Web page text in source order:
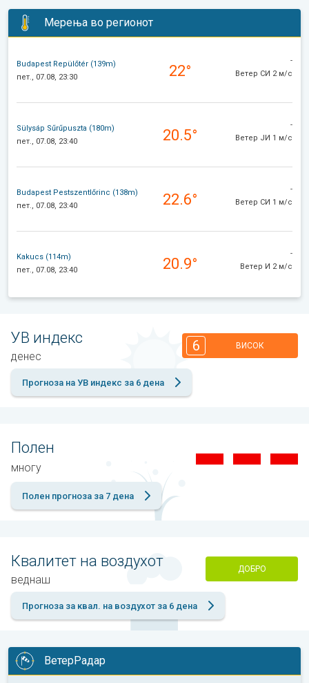
Мерења во регионот
Budapest Repülőtér (139m)
пет., 07.08, 23:30
22°
-
Ветер СИ 2 м/с
Sülysáp Sűrűpuszta (180m)
пет., 07.08, 23:40
20.5°
-
Ветер ЈИ 1 м/с
Budapest Pestszentlőrinc (138m)
пет., 07.08, 23:40
22.6°
-
Ветер СИ 1 м/с
Kakucs (114m)
пет., 07.08, 23:40
20.9°
-
Ветер И 2 м/с
УВ индекс
денес
6 ВИСОК
Прогноза на УВ индекс за 6 дена
Полен
многу
Полен прогноза за 7 дена
Квалитет на воздухот
веднаш
ДОБРО
Прогноза за квал. на воздухот за 6 дена
ВетерРадар